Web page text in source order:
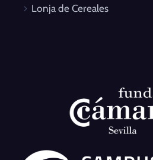
Lonja de Cereales